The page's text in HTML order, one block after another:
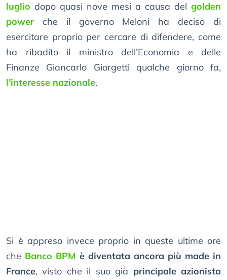
luglio dopo quasi nove mesi a causa del golden
power che il governo Meloni ha deciso di
esercitare proprio per cercare di difendere, come
ha ribadito il ministro dell’Economia e delle
Finanze Giancarlo Giorgetti qualche giorno fa,
l’interesse nazionale.
Si è appreso invece proprio in queste ultime ore
che Banco BPM è diventata ancora più made in
France, visto che il suo già principale azionista